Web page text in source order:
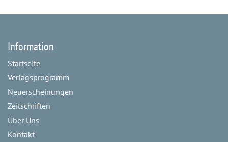
Information
Startseite
Verlagsprogramm
Neuerscheinungen
Zeitschriften
Über Uns
Kontakt